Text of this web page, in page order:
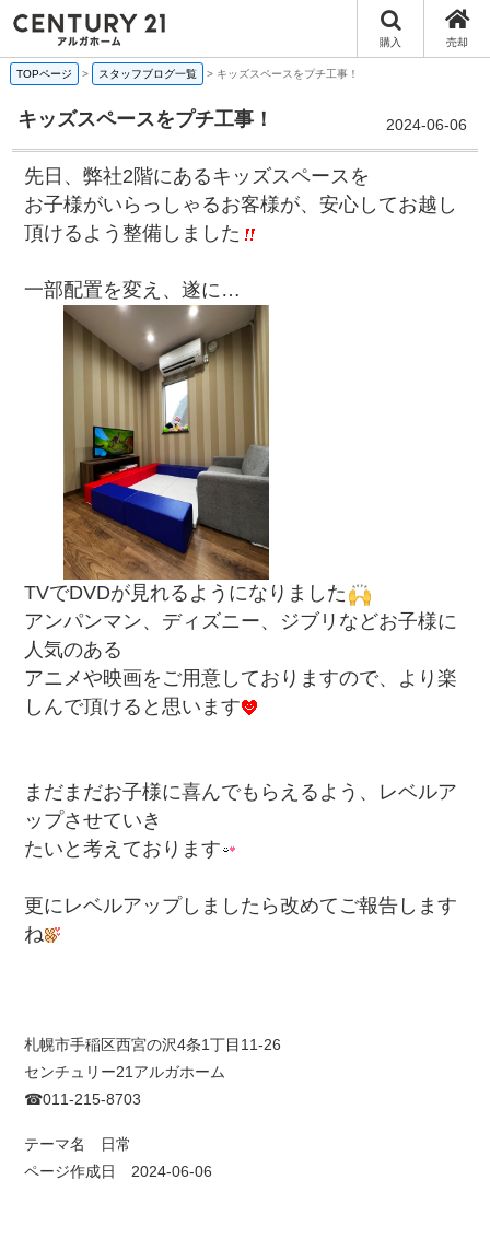
購入 売却
TOPページ > スタッフブログ一覧 > キッズスペースをプチ工事！
キッズスペースをプチ工事！ 2024-06-06
先日、弊社2階にあるキッズスペースを
お子様がいらっしゃるお客様が、安心してお越し
頂けるよう整備しました
一部配置を変え、遂に…
TVでDVDが見れるようになりました
アンパンマン、ディズニー、ジブリなどお子様に
人気のある
アニメや映画をご用意しておりますので、より楽
しんで頂けると思います
まだまだお子様に喜んでもらえるよう、レベルア
ップさせていき
たいと考えております
更にレベルアップしましたら改めてご報告します
ね
札幌市手稲区西宮の沢4条1丁目11-26
センチュリー21アルガホーム
☎011-215-8703
テーマ名
日常
ページ作成日 2024-06-06